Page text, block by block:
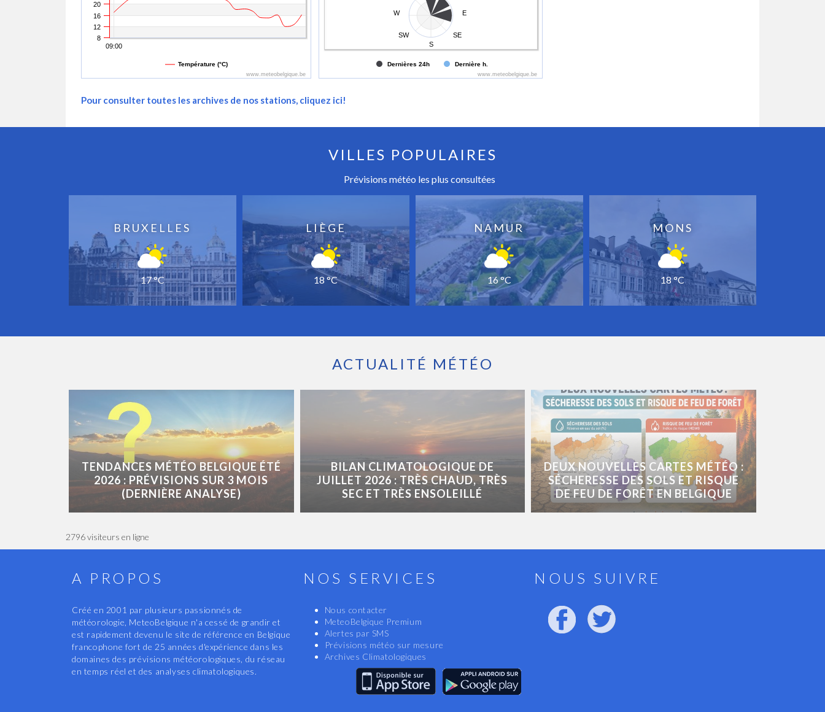
Température (°C)
09:00
8
12
16
20
www.meteobelgique.be
Dernières 24h Dernière h.
E
SE
S
SW
W
www.meteobelgique.be
Pour consulter toutes les archives de nos stations, cliquez ici!
VILLES POPULAIRES
Prévisions météo les plus consultées
BRUXELLES
17 °C
LIÈGE
18 °C
NAMUR
16 °C
MONS
18 °C
ACTUALITÉ MÉTÉO
TENDANCES MÉTÉO BELGIQUE ÉTÉ
2026 : PRÉVISIONS SUR 3 MOIS
(DERNIÈRE ANALYSE)
BILAN CLIMATOLOGIQUE DE
JUILLET 2026 : TRÈS CHAUD, TRÈS
SEC ET TRÈS ENSOLEILLÉ
DEUX NOUVELLES CARTES MÉTÉO :
SÉCHERESSE DES SOLS ET RISQUE
DE FEU DE FORÊT EN BELGIQUE
2796 visiteurs en ligne
A PROPOS
Créé en 2001 par plusieurs passionnés de
météorologie, MeteoBelgique n'a cessé de grandir et
est rapidement devenu le site de référence en Belgique
francophone fort de 25 années d'expérience dans les
domaines des prévisions météorologiques, du réseau
en temps réel et des analyses climatologiques.
NOS SERVICES
Nous contacter
MeteoBelgique Premium
Alertes par SMS
Prévisions météo sur mesure
Archives Climatologiques
NOUS SUIVRE